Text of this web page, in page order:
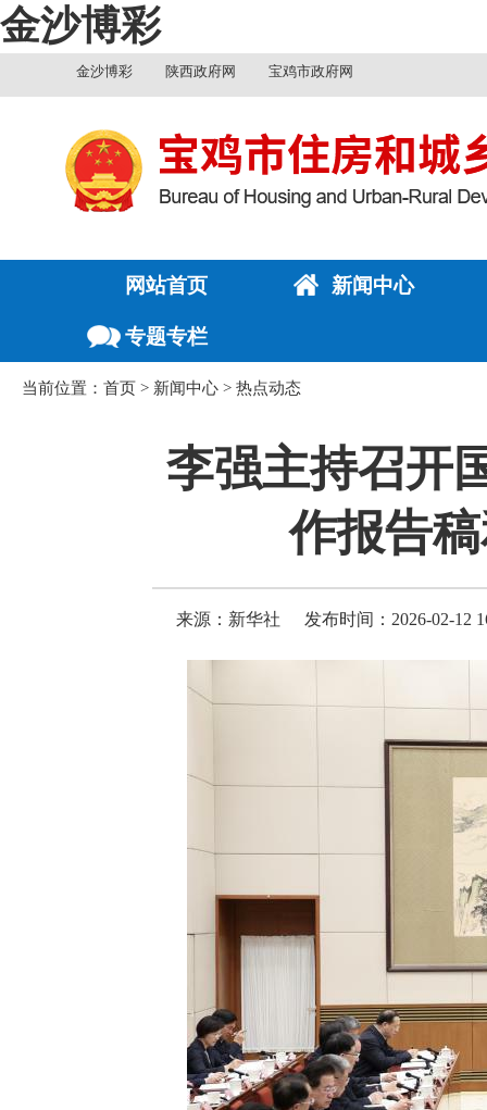
金沙博彩
金沙博彩 陕西政府网 宝鸡市政府网
网站首页 新闻中心
专题专栏
当前位置： 首页 > 新闻中心 > 热点动态
李强主持召开
作报告
来源：新华社 发布时间：2026-02-12